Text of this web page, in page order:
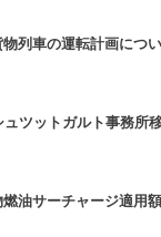
列車の運転計画につ
ツットガルト事務所
油サーチャージ適用